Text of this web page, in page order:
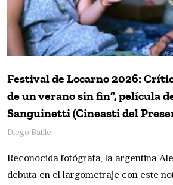
Festival de Locarno 2026:
de un verano sin fin”, película
Sanguinetti (Cineasti del
Diego Batlle
Reconocida fotógrafa, la argentina
debuta en el largometraje con este